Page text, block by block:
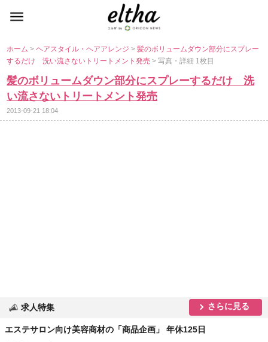
ホーム>ヘアスタイル・ヘアアレンジ>髪のボリュームダウン部分にスプレー
するだけ 洗い流さないトリートメント発売> 写真・詳細 1枚目
髪のボリュームダウン部分にスプレーするだけ 洗
い流さないトリートメント発売
2013-09-21 18:04
求人特集 さらに見る
エステサロン向け美容商材の「商品企画」 年休125日